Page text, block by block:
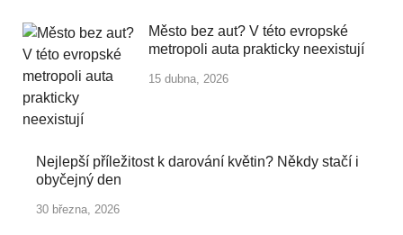
Město bez aut? V této evropské
metropoli auta prakticky neexistují
15 dubna, 2026
Nejlepší příležitost k darování květin? Někdy stačí i
obyčejný den
30 března, 2026